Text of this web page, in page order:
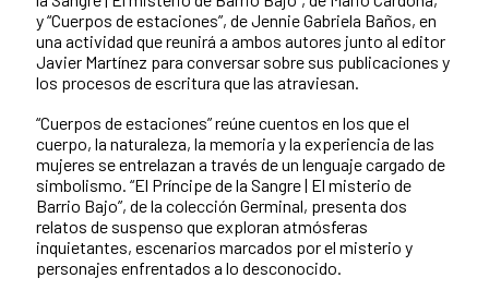
y “Cuerpos de estaciones”, de Jennie Gabriela Baños, en
una actividad que reunirá a ambos autores junto al editor
Javier Martínez para conversar sobre sus publicaciones y
los procesos de escritura que las atraviesan.
“Cuerpos de estaciones” reúne cuentos en los que el
cuerpo, la naturaleza, la memoria y la experiencia de las
mujeres se entrelazan a través de un lenguaje cargado de
simbolismo. “El Príncipe de la Sangre | El misterio de
Barrio Bajo”, de la colección Germinal, presenta dos
relatos de suspenso que exploran atmósferas
inquietantes, escenarios marcados por el misterio y
personajes enfrentados a lo desconocido.